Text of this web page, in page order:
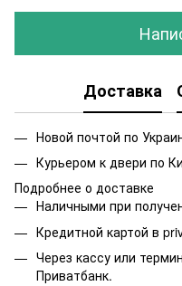
Доставка
Новой почтой по
Курьером к двери по
Подробнее о доставке
Наличными при
Кредитной картой в
Через кассу или
Приватбанк.